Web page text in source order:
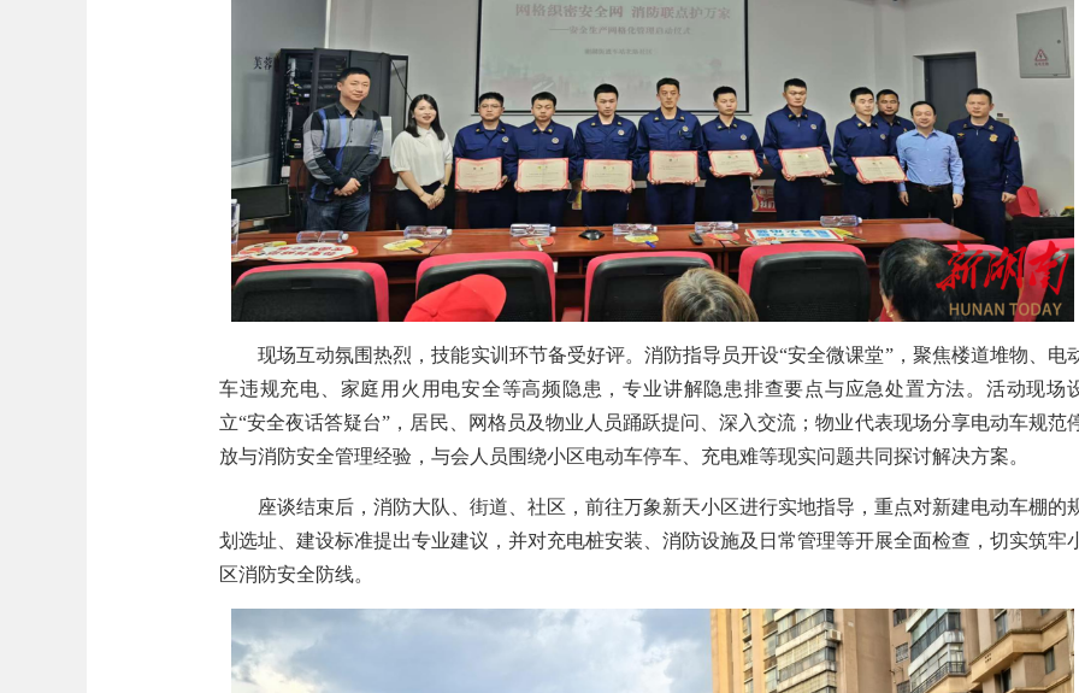
现场互动氛围热烈，技能实训环节备受好评。消防指导员开设“安全微课堂”，聚焦楼道堆物、电
车违规充电、家庭用火用电安全等高频隐患，专业讲解隐患排查要点与应急处置方法。活动现场
立“安全夜话答疑台”，居民、网格员及物业人员踊跃提问、深入交流；物业代表现场分享电动车规范
放与消防安全管理经验，与会人员围绕小区电动车停车、充电难等现实问题共同探讨解决方案。
座谈结束后，消防大队、街道、社区，前往万象新天小区进行实地指导，重点对新建电动车棚的
划选址、建设标准提出专业建议，并对充电桩安装、消防设施及日常管理等开展全面检查，切实筑牢
区消防安全防线。